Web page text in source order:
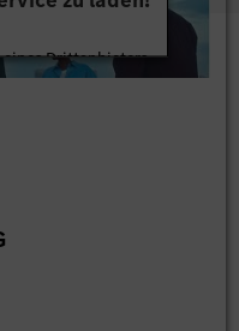
Drittanbieters,
Service kann